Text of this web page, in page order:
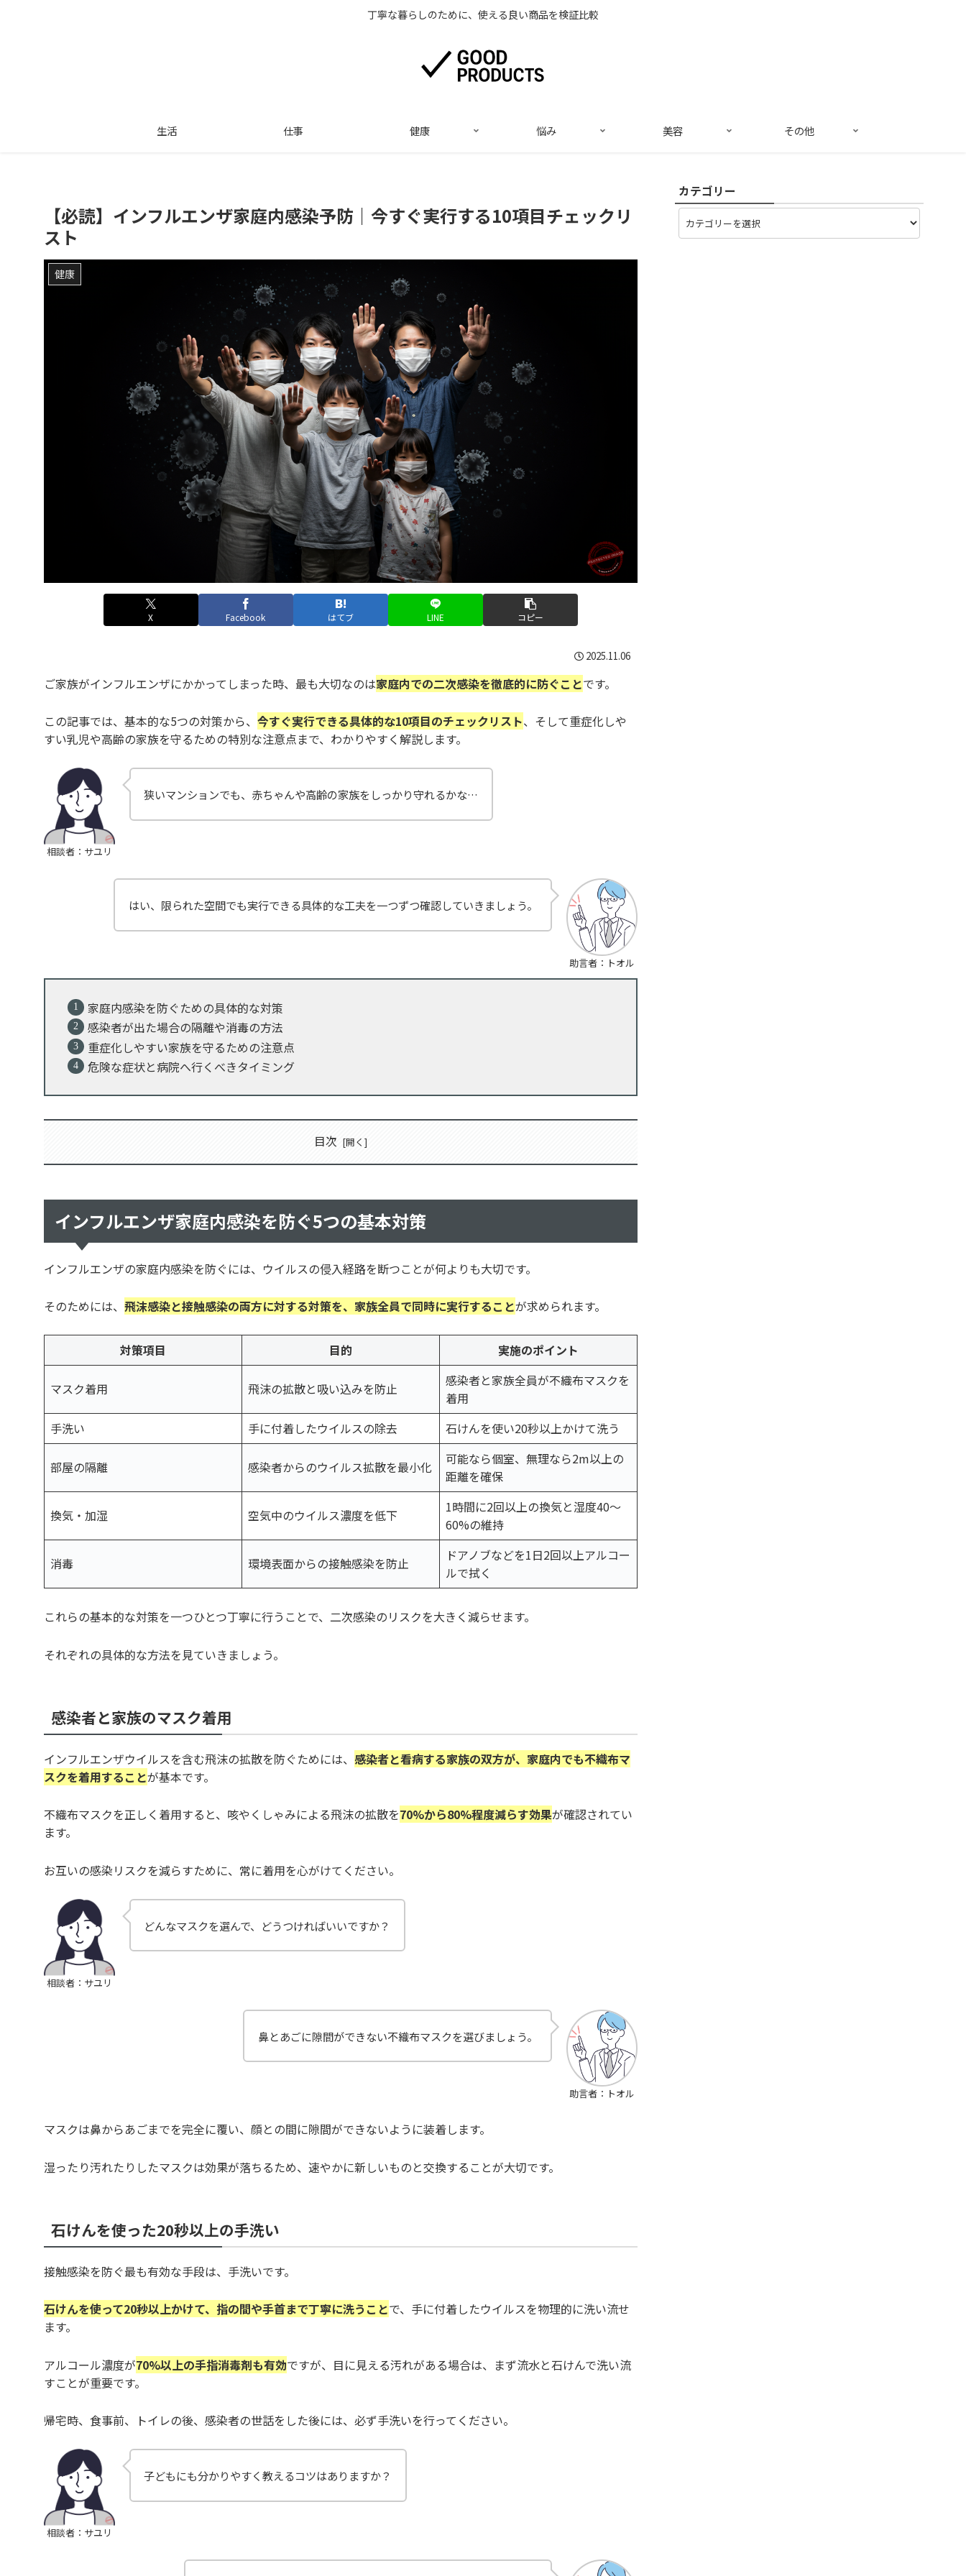
丁寧な暮らしのために、使える良い商品を検証比較
生活 仕事 健康 悩み 美容 その他
【必読】インフルエンザ家庭内感染予防｜今すぐ実行する10項目チェックリ
スト
健康
X Facebook はてブ LINE コピー
2025.11.06
ご家族がインフルエンザにかかってしまった時、最も大切なのは家庭内での二次感染を徹底的に防ぐことです。
この記事では、基本的な5つの対策から、 今すぐ実行できる具体的な10項目のチェックリスト、そして重症化しや
すい乳児や高齢の家族を守るための特別な注意点まで、わかりやすく解説します。
相談者：サユリ
狭いマンションでも、赤ちゃんや高齢の家族をしっかり守れるかな…
助言者：トオル
はい、限られた空間でも実行できる具体的な工夫を一つずつ確認していきましょう。
家庭内感染を防ぐための具体的な対策
感染者が出た場合の隔離や消毒の方法
重症化しやすい家族を守るための注意点
危険な症状と病院へ行くべきタイミング
目次
インフルエンザ家庭内感染を防ぐ5つの基本対策
インフルエンザの家庭内感染を防ぐには、ウイルスの侵入経路を断つことが何よりも大切です。
そのためには、 飛沫感染と接触感染の両方に対する対策を、家族全員で同時に実行することが求められます。
対策項目 目的 実施のポイント
マスク着用 飛沫の拡散と吸い込みを防止
感染者と家族全員が不織布マスクを
着用
手洗い
手に付着したウイルスの除去 石けんを使い20秒以上かけて洗う
部屋の隔離 感染者からのウイルス拡散を最小化
可能なら個室、無理なら2m以上の
距離を確保
換気・加湿 空気中のウイルス濃度を低下
1時間に2回以上の換気と湿度40〜
60%の維持
消毒 環境表面からの接触感染を防止
ドアノブなどを1日2回以上アルコー
ルで拭く
これらの基本的な対策を一つひとつ丁寧に行うことで、二次感染のリスクを大きく減らせます。
それぞれの具体的な方法を見ていきましょう。
感染者と家族のマスク着用
インフルエンザウイルスを含む飛沫の拡散を防ぐためには、 感染者と看病する家族の双方が、家庭内でも不織布マ
スクを着用することが基本です。
不織布マスクを正しく着用すると、咳やくしゃみによる飛沫の拡散を70%から80%程度減らす効果が確認されてい
ます。
お互いの感染リスクを減らすために、常に着用を心がけてください。
相談者：サユリ
どんなマスクを選んで、どうつければいいですか？
助言者：トオル
鼻とあごに隙間ができない不織布マスクを選びましょう。
マスクは鼻からあごまでを完全に覆い、顔との間に隙間ができないように装着します。
湿ったり汚れたりしたマスクは効果が落ちるため、速やかに新しいものと交換することが大切です。
石けんを使った20秒以上の手洗い
接触感染を防ぐ最も有効な手段は、手洗いです。
石けんを使って20秒以上かけて、指の間や手首まで丁寧に洗うことで、手に付着したウイルスを物理的に洗い流せ
ます。
アルコール濃度が70%以上の手指消毒剤も有効ですが、目に見える汚れがある場合は、まず流水と石けんで洗い流
すことが重要です。
帰宅時、食事前、トイレの後、感染者の世話をした後には、必ず手洗いを行ってください。
相談者：サユリ
子どもにも分かりやすく教えるコツはありますか？
カテゴリー